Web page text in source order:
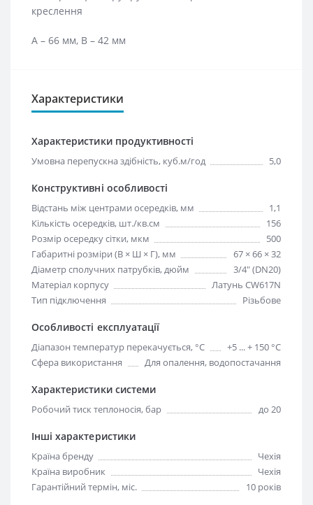
А – 66 мм, В – 42 мм
Характеристики
Характеристики продуктивності
Умовна перепускна здібність, куб.м/год 5,0
Конструктивні особливості
Відстань між центрами осередків, мм
1,1
Кількість осередків, шт./кв.см
156
Розмір осередку сітки, мкм
500
Габаритні розміри (В × Ш × Г), мм
67 × 66 × 32
Діаметр сполучних патрубків, дюйм
3/4" (DN20)
Матеріал корпусу
Латунь CW617N
Тип підключення
Різьбове
Особливості експлуатації
Діапазон температур перекачується, °С
+5 ... + 150 °C
Сфера використання
Для опалення, водопостачання
Характеристики системи
Робочий тиск теплоносія, бар до 20
Інші характеристики
Країна бренду
Чехія
Країна виробник
Чехія
Гарантійний термін, міс.
10 років